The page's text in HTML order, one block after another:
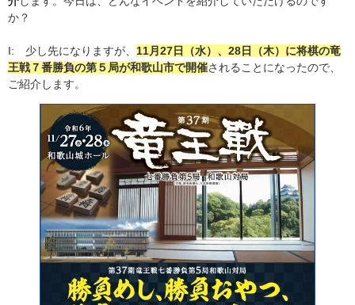
か？
I: 少し先になりますが、 11月27日（水）、28日（木）に将棋の竜
王戦７番勝負の第５局が和歌山市で開催されることになったので、
ご紹介します。